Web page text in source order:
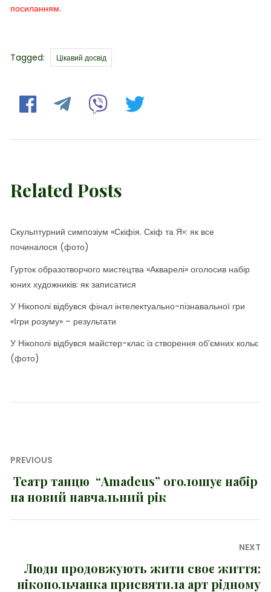
посиланням.
Tagged: Tags
Цікавий досвід
Related Posts
Скульптурний симпозіум «Скіфія. Скіф та Я»: як все
починалося (фото)
Гурток образотворчого мистецтва «Акварелі» оголосив набір
юних художників: як записатися
У Нікополі відбувся фінал інтелектуально-пізнавальної гри
«Ігри розуму» – результати
У Нікополі відбувся майстер-клас із створення об’ємних кольє
(фото)
Навігація
записів
PREVIOUS
Previous
post:
Театр танцю “Amadeus” оголошує набір
на новий навчальний рік
NEXT
Next
post:
Люди продовжують жити своє життя:
нікопольчанка присвятила арт рідному